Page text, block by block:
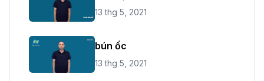
13 thg 5, 2021
bún ốc
13 thg 5, 2021